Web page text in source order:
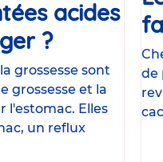
acides
?Article
grossesse sont
grossesse et la
l'estomac. Elles
un reflux
de